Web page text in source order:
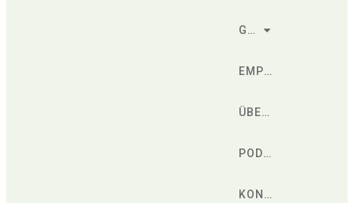
GESCHENKE
EMPFEHLUNGEN
ÜBER SÖREN
PODCAST
KONTAKT